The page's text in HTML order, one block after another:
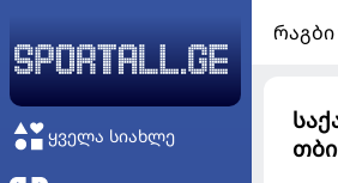
ᲧᲕᲔᲚᲐ ᲡᲘᲐᲮᲚᲔ
ᲠᲐᲒᲑᲘ